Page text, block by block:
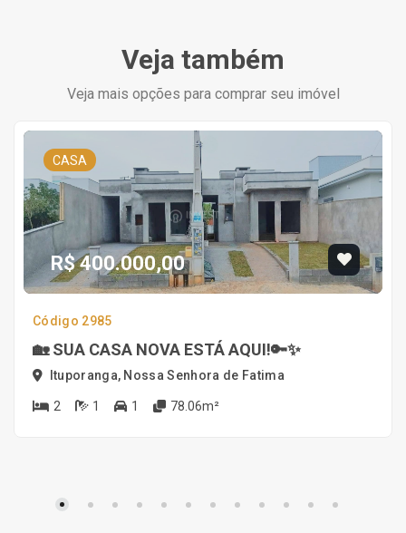
Veja também
Veja mais opções para comprar seu imóvel
CASA
R$ 400.000,00
Código 2985
🏡 SUA CASA NOVA ESTÁ AQUI!🔑✨
Ituporanga, Nossa Senhora de Fatima
2 1 1 78.06m²